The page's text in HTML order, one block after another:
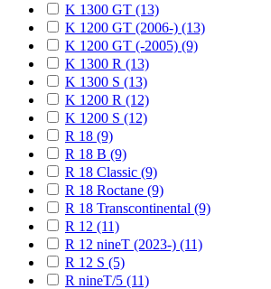
K 1300 GT (13)
K 1200 GT (2006-) (13)
K 1200 GT (-2005) (9)
K 1300 R (13)
K 1300 S (13)
K 1200 R (12)
K 1200 S (12)
R 18 (9)
R 18 B (9)
R 18 Classic (9)
R 18 Roctane (9)
R 18 Transcontinental (9)
R 12 (11)
R 12 nineT (2023-) (11)
R 12 S (5)
R nineT/5 (11)